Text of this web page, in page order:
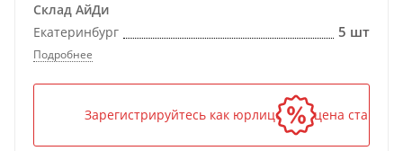
Склад АйДи
Екатеринбург
5 шт
Подробнее
Зарегистрируйтесь как юрлицо — и цена станет